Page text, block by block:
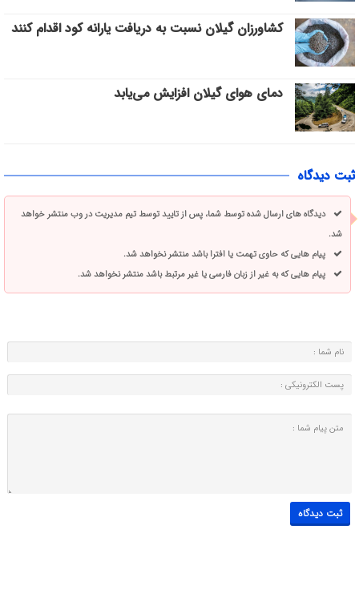
کشاورزان گیلان نسبت به دریافت یارانه کود اقدام کنند
دمای هوای گیلان افزایش می‌یابد
ثبت دیدگاه
دیدگاه های ارسال شده توسط شما، پس از تایید توسط تیم مدیریت در وب منتشر خواهد
شد.
پیام هایی که حاوی تهمت یا افترا باشد منتشر نخواهد شد.
پیام هایی که به غیر از زبان فارسی یا غیر مرتبط باشد منتشر نخواهد شد.